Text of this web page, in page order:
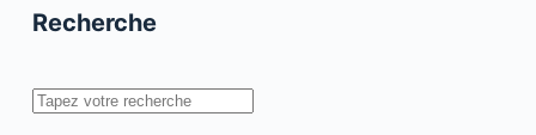
Barid
Recherche
Rechercher